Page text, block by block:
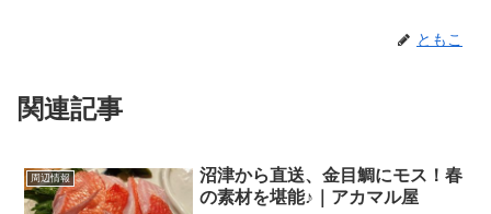
ともこ
関連記事
周辺情報
沼津から直送、金目鯛にモス！春
の素材を堪能♪｜アカマル屋